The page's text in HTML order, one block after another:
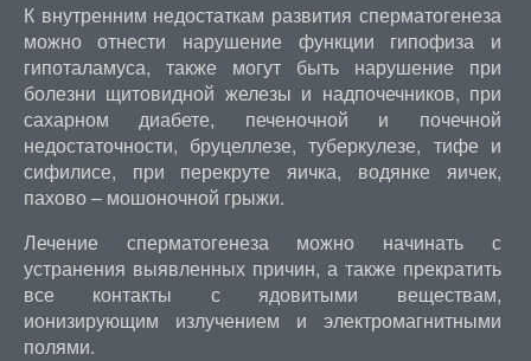
К внутренним недостаткам развития сперматогенеза
можно отнести нарушение функции гипофиза и
гипоталамуса, также могут быть нарушение при
болезни щитовидной железы и надпочечников, при
сахарном диабете, печеночной и почечной
недостаточности, бруцеллезе, туберкулезе, тифе и
сифилисе, при перекруте яичка, водянке яичек,
пахово – мошоночной грыжи.
Лечение сперматогенеза можно начинать с
устранения выявленных причин, а также прекратить
все контакты с ядовитыми веществам,
ионизирующим излучением и электромагнитными
полями.